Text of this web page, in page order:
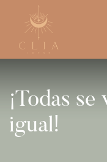
¡Todas
igual!